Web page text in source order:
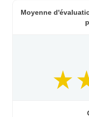
Moyenne